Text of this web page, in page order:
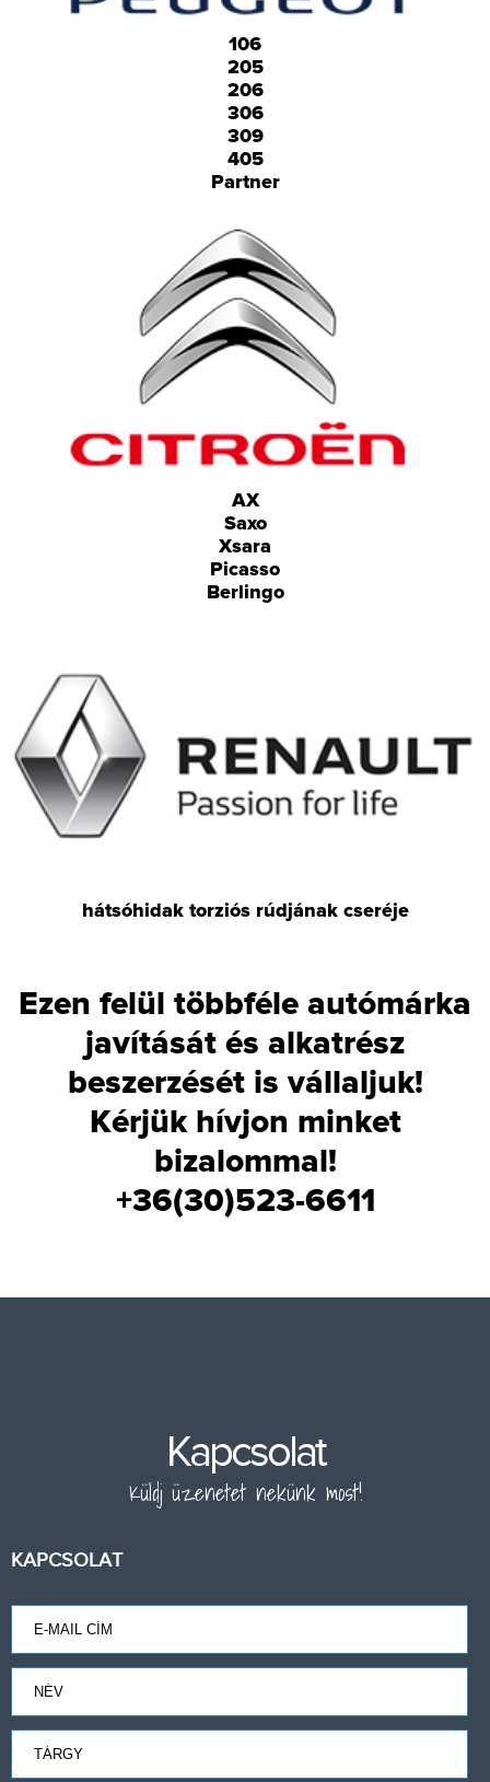
106
205
206
306
309
405
Partner
AX
Saxo
Xsara
Picasso
Berlingo
hátsóhidak torziós rúdjának cseréje
Ezen felül többféle autómárka
javítását és alkatrész
beszerzését is vállaljuk!
Kérjük hívjon minket
bizalommal!
+36(30)523-6611
Kapcsolat
Küldj üzenetet nekünk most!
KAPCSOLAT